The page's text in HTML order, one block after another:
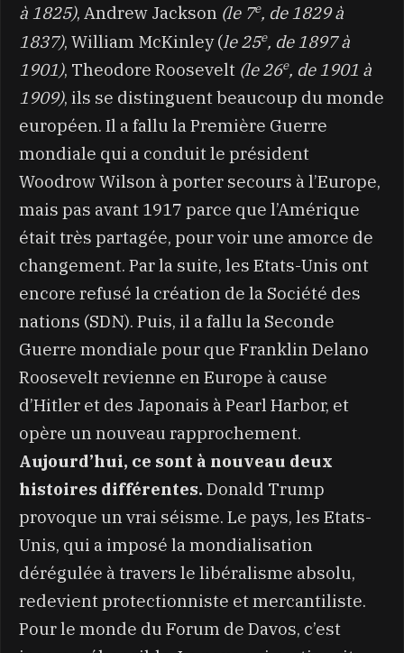
à 1825), Andrew Jackson (le 7e, de 1829 à
1837), William McKinley (le 25e, de 1897 à
1901), Theodore Roosevelt (le 26e, de 1901 à
1909), ils se distinguent beaucoup du monde
européen. Il a fallu la Première Guerre
mondiale qui a conduit le président
Woodrow Wilson à porter secours à l’Europe,
mais pas avant 1917 parce que l’Amérique
était très partagée, pour voir une amorce de
changement. Par la suite, les Etats-Unis ont
encore refusé la création de la Société des
nations (SDN). Puis, il a fallu la Seconde
Guerre mondiale pour que Franklin Delano
Roosevelt revienne en Europe à cause
d’Hitler et des Japonais à Pearl Harbor, et
opère un nouveau rapprochement.
Aujourd’hui, ce sont à nouveau deux
histoires différentes. Donald Trump
provoque un vrai séisme. Le pays, les Etats-
Unis, qui a imposé la mondialisation
dérégulée à travers le libéralisme absolu,
redevient protectionniste et mercantiliste.
Pour le monde du Forum de Davos, c’est